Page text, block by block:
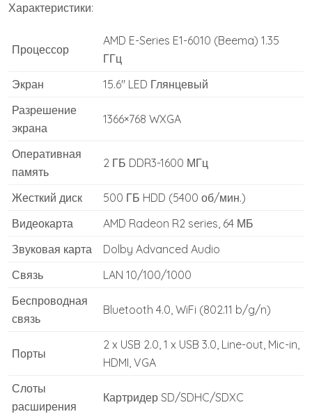
Характеристики:
Процессор
AMD E-Series E1-6010 (Beema) 1.35
ГГц
Экран
15.6" LED Глянцевый
Разрешение
экрана
1366×768 WXGA
Оперативная
память
2 ГБ DDR3-1600 МГц
Жесткий диск
500 ГБ HDD (5400 об/мин.)
Видеокарта
AMD Radeon R2 series, 64 МБ
Звуковая карта
Dolby Advanced Audio
Связь
LAN 10/100/1000
Беспроводная
связь
Bluetooth 4.0, WiFi (802.11 b/g/n)
Порты
2 x USB 2.0, 1 x USB 3.0, Line-out, Mic-in,
HDMI, VGA
Слоты
расширения
Картридер SD/SDHC/SDXC